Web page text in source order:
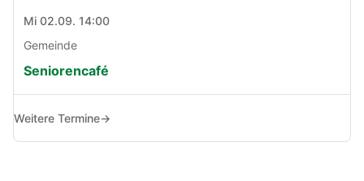
Mi 02.09. 14:00
Gemeinde
Seniorencafé
Weitere Termine→